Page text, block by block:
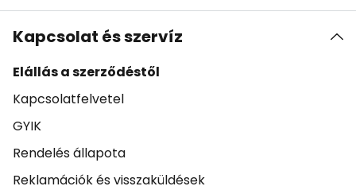
Kapcsolat és szervíz
Elállás a szerződéstől
Kapcsolatfelvetel
GYIK
Rendelés állapota
Reklamációk és visszaküldések